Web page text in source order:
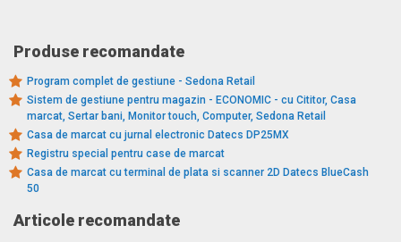
Produse recomandate
Program complet de gestiune - Sedona Retail
Sistem de gestiune pentru magazin - ECONOMIC - cu Cititor, Casa
marcat, Sertar bani, Monitor touch, Computer, Sedona Retail
Casa de marcat cu jurnal electronic Datecs DP25MX
Registru special pentru case de marcat
Casa de marcat cu terminal de plata si scanner 2D Datecs BlueCash
50
Articole recomandate